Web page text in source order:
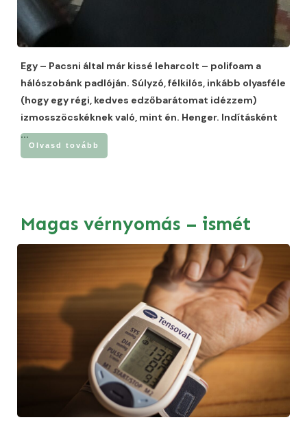
Egy – Pacsni által már kissé leharcolt – polifoam a
hálószobánk padlóján. Súlyzó, félkilós, inkább olyasféle
(hogy egy régi, kedves edzőbarátomat idézzem)
izmosszöcskéknek való, mint én. Henger. Indításként
...
Olvasd tovább
Magas vérnyomás – ismét